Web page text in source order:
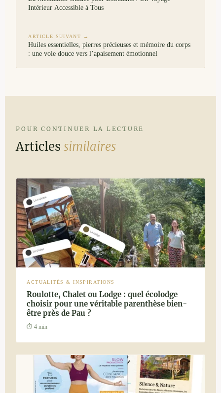
Intérieur Accessible à Tous
ARTICLE SUIVANT →
Huiles essentielles, pierres précieuses et mémoire du corps
: une voie douce vers l’apaisement émotionnel
POUR CONTINUER LA LECTURE
Articlessimilaires
ACTUALITÉS & INSPIRATIONS
Roulotte, Chalet ou Lodge : quel écolodge
choisir pour une véritable parenthèse bien-
être près de Pau ?
⏱ 4 min